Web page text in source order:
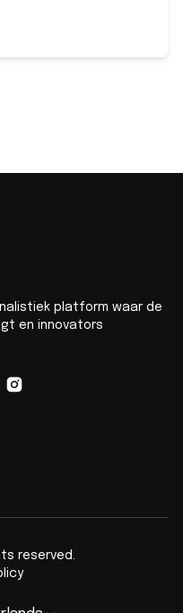
platform waar de
en innovators
reserved.